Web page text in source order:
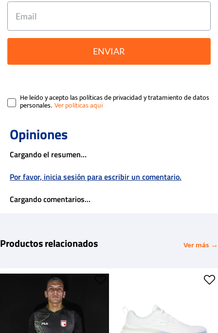
ENVIAR
He leído y acepto las políticas de privacidad y tratamiento de datos
personales.
Cargando el resumen…
Por favor, inicia sesión para escribir un comentario.
Cargando comentarios…
Productos relacionados Ver más →